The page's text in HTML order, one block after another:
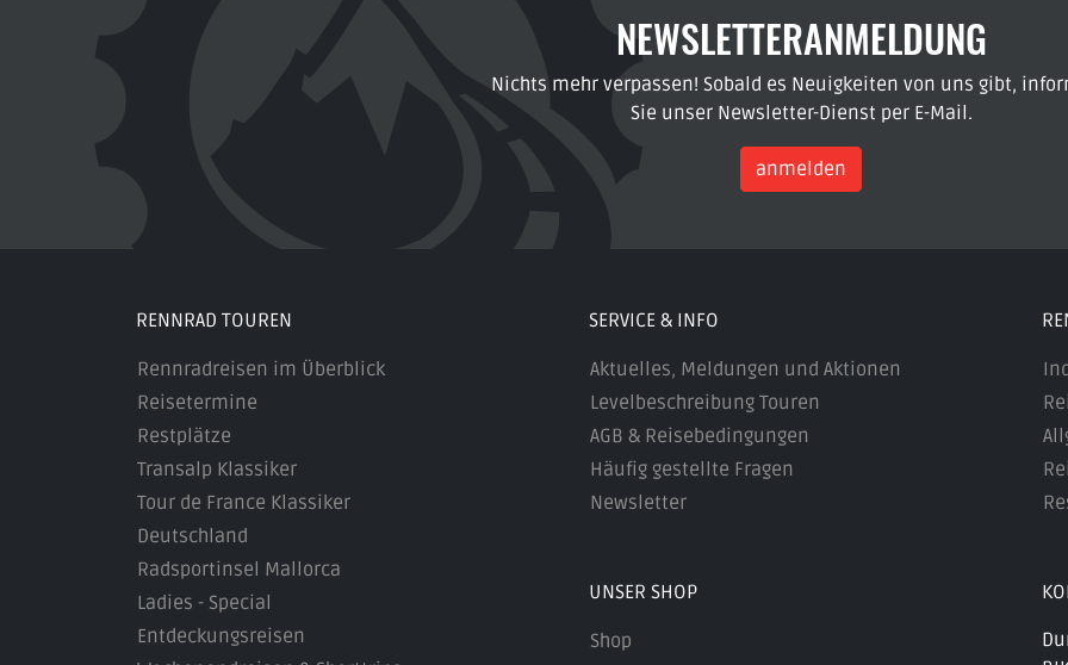
NEWSLETTERANMELDUNG
Nichts mehr verpassen! Sobald es Neuigkeiten von uns gibt,
Sie unser Newsletter-Dienst per E-Mail.
anmelden
RENNRAD TOUREN
Rennradreisen im Überblick
Reisetermine
Restplätze
Transalp Klassiker
Tour de France Klassiker
Deutschland
Radsportinsel Mallorca
Ladies - Special
Entdeckungsreisen
SERVICE & INFO
Aktuelles, Meldungen und Aktionen
Levelbeschreibung Touren
AGB & Reisebedingungen
Häufig gestellte Fragen
Newsletter
UNSER SHOP
Shop